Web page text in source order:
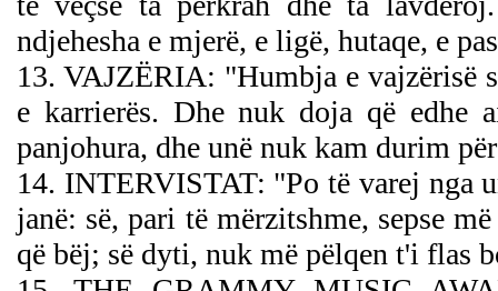
ndjehesha e mjerë, e ligë, hutaqe, e
13. VAJZËRIA: "Humbja e vajzërisë
e karrierës. Dhe nuk doja që edhe
panjohura, dhe unë nuk kam durim
14. INTERVISTAT: "Po të varej nga
janë: së, pari të mërzitshme, sepse
që bëj; së dyti, nuk më pëlqen t'i flas